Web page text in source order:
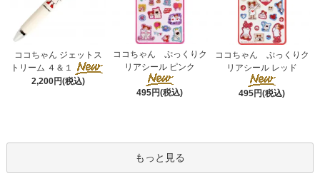
ココちゃん ジェットス
トリーム ４＆１
2,200円(税込)
ココちゃん ぷっくりク
リアシール ピンク
495円(税込)
ココちゃん ぷっくりク
リアシール レッド
495円(税込)
もっと見る